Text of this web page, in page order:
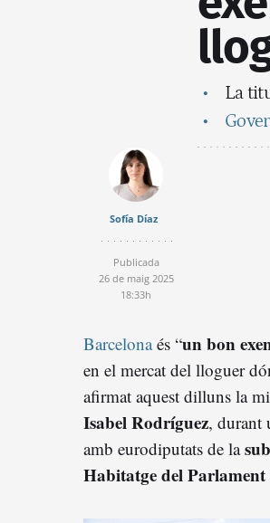
La
Sofía Díaz
Publicada
26 de maig 2025
18:33h
Barcelonaés “un bon
en el mercat del lloguer
afirmat aquest dilluns la
Isabel Rodríguez, durant
amb eurodiputats de la
Habitatge del